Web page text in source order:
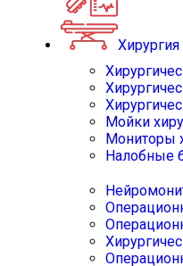
Хирургия
Мойки
Мониторы
Налобные